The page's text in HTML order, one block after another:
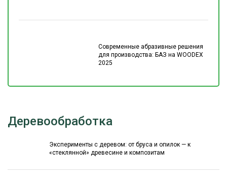
Современные абразивные решения
для производства: БАЗ на WOODEX
2025
Деревообработка
Эксперименты с деревом: от бруса и опилок — к
«стеклянной» древесине и композитам